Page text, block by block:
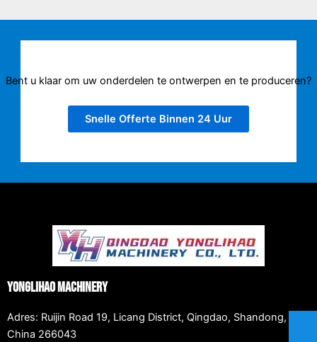
Bent u klaar om uw onderdelen te ontwerpen en te produceren?
Snelle Offerte Binnen 24 Uur
Yonglihao Machinery
Adres: Ruijin Road 19, Licang District, Qingdao, Shandong,
China 266043